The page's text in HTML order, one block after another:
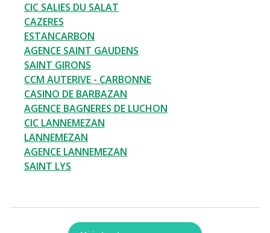
CIC SALIES DU SALAT
CAZERES
ESTANCARBON
AGENCE SAINT GAUDENS
SAINT GIRONS
CCM AUTERIVE - CARBONNE
CASINO DE BARBAZAN
AGENCE BAGNERES DE LUCHON
CIC LANNEMEZAN
LANNEMEZAN
AGENCE LANNEMEZAN
SAINT LYS